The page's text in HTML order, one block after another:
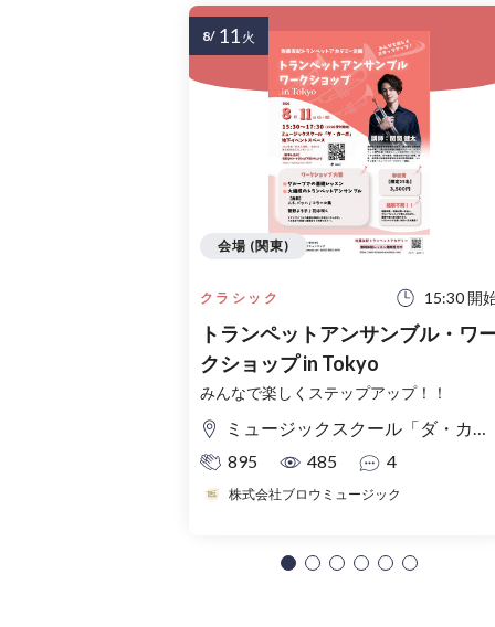
クラシック 15:30 開
トランペットアンサンブル・ワ
クショップ in Tokyo
みんなで楽しくステップアップ！！
ミュージックスクール「ダ・カーポ」地下イベントスペース
895
485 4
株式会社ブロウミュージック
会場 (関東)
8/ 11 火